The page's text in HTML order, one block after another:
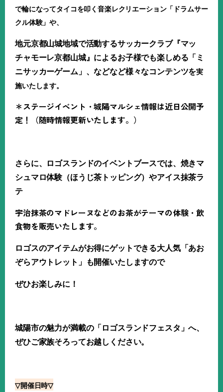
で輪になってタイコを叩く音楽レクリエーション「ドラムサー
クル体験」や、
地元京都山城地域で活動するサッカークラブ『マッ
チャモーレ京都山城』によるお子様でも楽しめる「ミ
ニサッカーゲーム」、などなど様々なコンテンツを実
施いたします。
＊ステージイベント・城陽マルシェ情報は近日公開予
定！（随時情報更新いたします。）
さらに、ロゴスランドのイベントブースでは、焼きマ
シュマロ体験（ほうじ茶トッピング）やアイス抹茶ラ
テ
宇治抹茶のマドレーヌなどのお茶がテーマの体験・飲
食物を販売いたします。
ロゴスのアイテムがお得にゲットできる大人気「あお
ぞらアウトレット」も開催いたしますので
ぜひお楽しみに！
城陽市の魅力が満載の「ロゴスランドフェスタ」へ、
ぜひご家族そろってお越しください。
▽開催日時▽